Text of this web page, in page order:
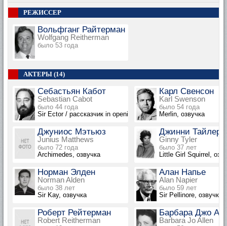
РЕЖИССЕР
Вольфганг Райтерман
Wolfgang Reitherman
было 53 года
АКТЕРЫ (14)
Себастьян Кабот
Sebastian Cabot
было 44 года
Sir Ector / рассказчик in opening sequence, озвучка
Карл Свенсон
Karl Swenson
было 54 года
Merlin, озвучка
Джуниос Мэтьюз
Junius Matthews
было 72 года
Archimedes, озвучка
Джинни Тайлер
Ginny Tyler
было 37 лет
Little Girl Squirrel,
Норман Элден
Norman Alden
было 38 лет
Sir Kay, озвучка
Алан Напье
Alan Napier
было 59 лет
Sir Pellinore, озвучка
Роберт Рейтерман
Robert Reitherman
Барбара Джо
Barbara Jo Allen